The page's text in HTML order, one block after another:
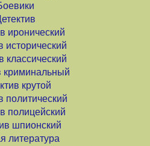
иронический
исторический
классический
криминальный
крутой
политический
полицейский
шпионский
литература